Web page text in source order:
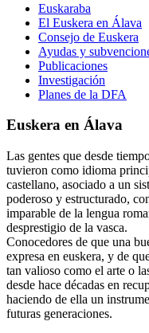
Euskaraba
El Euskera en Álava
Consejo de Euskera
Ayudas y
Publicaciones
Investigación
Planes de la DFA
Euskera en Álava
Las gentes que desde
tuvieron como idioma
castellano, asociado a un
poderoso y estructurado,
imparable de la lengua
desprestigio de la vasca.
Conocedores de que una
expresa en euskera, y de
tan valioso como el arte o
desde hace décadas en
haciendo de ella un
futuras generaciones.